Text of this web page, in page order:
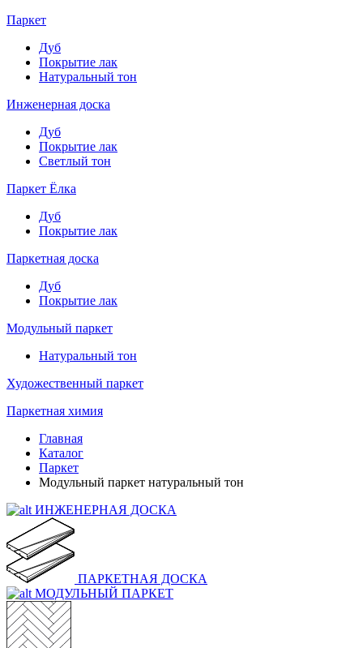
Паркет
Дуб
Покрытие лак
Натуральный тон
Инженерная доска
Дуб
Покрытие лак
Светлый тон
Паркет Ёлка
Дуб
Покрытие лак
Паркетная доска
Дуб
Покрытие лак
Модульный паркет
Натуральный тон
Художественный паркет
Паркетная химия
Главная
Каталог
Паркет
Модульный паркет натуральный тон
ИНЖЕНЕРНАЯ ДОСКА
ПАРКЕТНАЯ ДОСКА
МОДУЛЬНЫЙ ПАРКЕТ